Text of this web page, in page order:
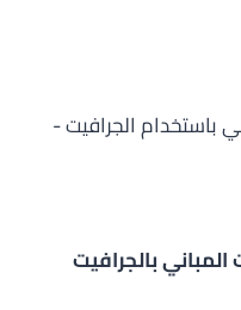
بالجرافيت